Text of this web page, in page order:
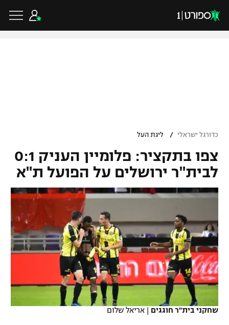
VOD
רץ ברשת
גביע הטוטו
ליגיונרים
גביע המדינה
נבחרת ישראל
מכבי חיפה
בית"ר ירושלים
מכבי תל אביב
ליגת האלופות
ליגה אירופית
ליגה גרמנית
ליגה ספרדית
ליגה איטלקית
ליגה צרפתית
כדורסל ישראלי
ליגת ווינר סל
ליגה לאומית
כדורסל נשים
מכבי תל אביב
הפועל חולון
הפועל ירושלים
כדורסל עולמי
NBA
יורוליג
יורוקאפ
ענפים נוספים
טניס
כדוריד
כדורעף
כדורגל ישראלי / ליגת העל
צפו בתקציר: פלומיין העניק 0:1
לבית"ר ירושלים על הפועל ת"א
שחקני בית"ר חוגגים | אריאל שלום